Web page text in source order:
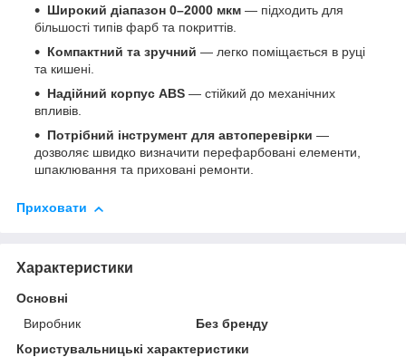
Широкий діапазон 0–2000 мкм — підходить для
більшості типів фарб та покриттів.
Компактний та зручний — легко поміщається в руці
та кишені.
Надійний корпус ABS — стійкий до механічних
впливів.
Потрібний інструмент для автоперевірки —
дозволяє швидко визначити перефарбовані елементи,
шпаклювання та приховані ремонти.
Приховати
Характеристики
Основні
Виробник
Без бренду
Користувальницькі характеристики